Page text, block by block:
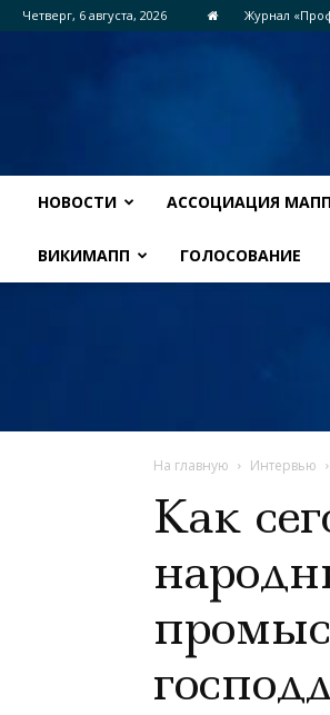
Четверг, 6 августа, 2026 Журнал
НОВОСТИ АССОЦИАЦИЯ МАПП
ВИКИМАПП ГОЛОСОВАНИЕ
На главную Интервью
Как